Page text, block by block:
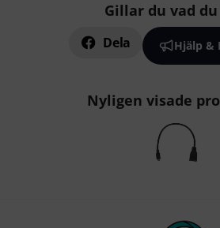
Gillar du vad du
Dela Hjälp &
Nyligen visade